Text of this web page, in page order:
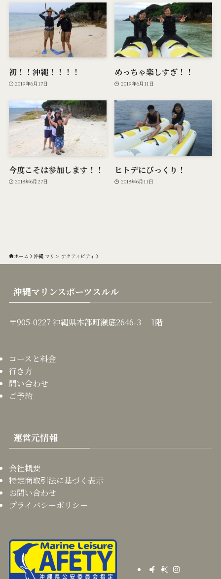
初！！沖縄！！！！
2019年6月17日
めっちゃ楽しすぎ！！
2019年6月11日
今度こそは参加します！！
2018年6月27日
ヒトデにびっくり！
2018年6月11日
ホーム 沖縄 マリン アクティビティ
沖縄マリンスポーツスルル
〒905-0227 沖縄県本部町瀬底2646-3 1階
コースと料金
行き方
問い合わせ
ご予約
運営元情報
会社概要
特定商取引法に基づく表示
お問い合わせ
プライバシーポリシー